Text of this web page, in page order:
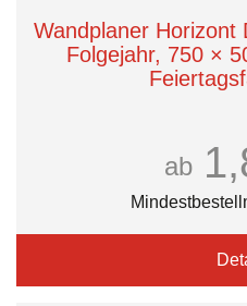
Wandplaner Horizont
Folgejahr, 750 ×
ab